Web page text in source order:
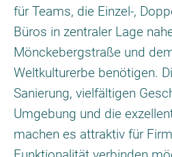
für Teams, die Einzel-,
Büros in zentraler Lage
Mönckebergstraße und
Weltkulturerbe benötigen.
Sanierung, vielfältigen
Umgebung und die
machen es attraktiv für